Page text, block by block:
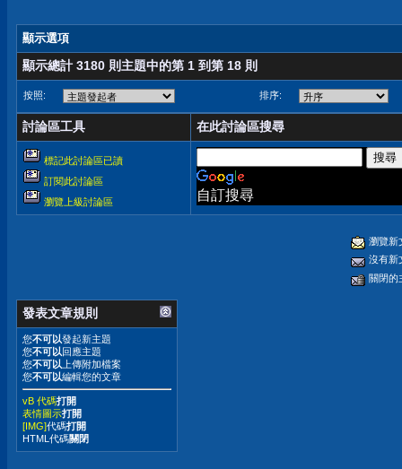
顯示選項
顯示總計 3180 則主題中的第 1 到第 18 則
按照: 排序:
討論區工具 在此討論區搜尋
標記此討論區已讀
訂閱此討論區
瀏覽上級討論區
自訂搜尋
瀏覽新
沒有新
關閉的
發表文章規則
您不可以發起新主題
您不可以回應主題
您不可以 上傳附加檔案
您不可以編輯您的文章
vB 代碼打開
表情圖示打開
[IMG]代碼打開
HTML代碼關閉